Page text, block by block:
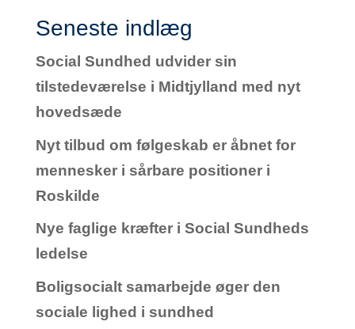
Seneste indlæg
Social Sundhed udvider sin
tilstedeværelse i Midtjylland med nyt
hovedsæde
Nyt tilbud om følgeskab er åbnet for
mennesker i sårbare positioner i
Roskilde
Nye faglige kræfter i Social Sundheds
ledelse
Boligsocialt samarbejde øger den
sociale lighed i sundhed